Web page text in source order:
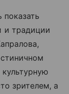
и традиции
зрителем, а